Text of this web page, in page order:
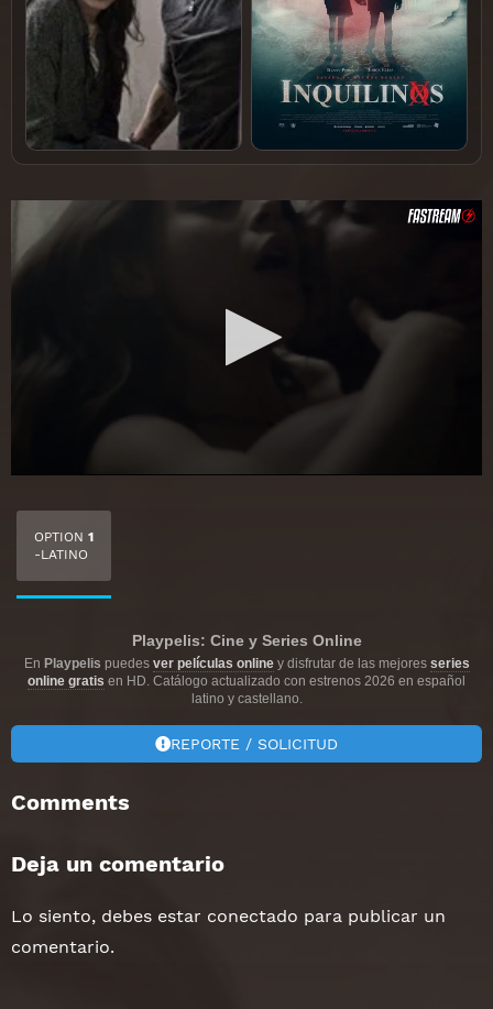
OPTION 1
-LATINO
Playpelis: Cine y Series Online
En Playpelis puedes ver películas onliney disfrutar de las mejores series
online gratis en HD. Catálogo actualizado con estrenos 2026 en español
latino y castellano.
REPORTE / SOLICITUD
Comments
Deja un comentario
Lo siento, debes estar conectado para publicar un
comentario.